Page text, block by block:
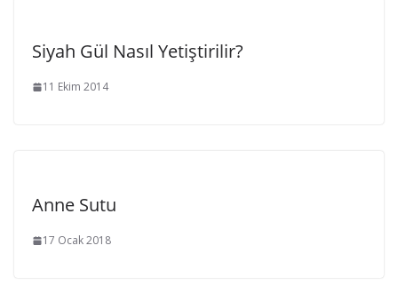
Siyah Gül Nasıl Yetiştirilir?
11 Ekim 2014
Anne Sutu
17 Ocak 2018